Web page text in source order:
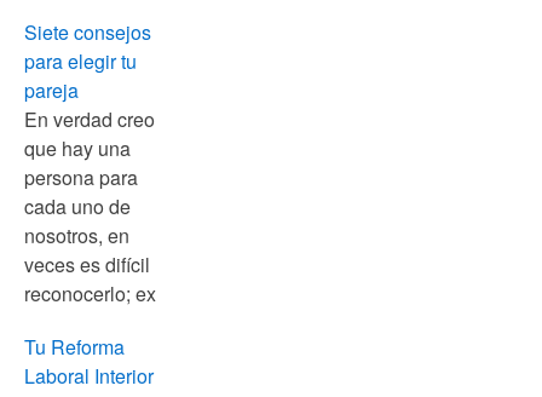
Siete consejos
para elegir tu
pareja
En verdad creo
que hay una
persona para
cada uno de
nosotros, en
veces es difícil
reconocerlo; ex
Tu Reforma
Laboral Interior